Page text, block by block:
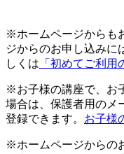
※ホームページからも
ジからのお申し込みに
しくは 「初めてご利用
※お子様の講座で、お
場合は、保護者用のメ
登録できます。 お子様
※ホームページからの